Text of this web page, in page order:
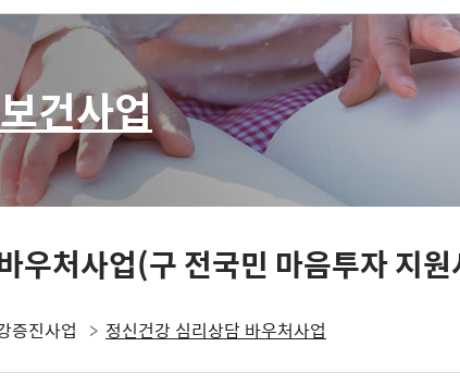
보건사업
우처사업(구 전국민 마음투자 지
증진사업 정신건강 심리상담 바우처사업